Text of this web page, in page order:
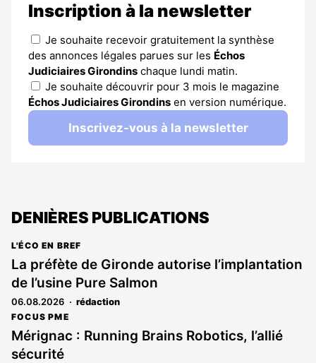
Inscription à la newsletter
Je souhaite recevoir gratuitement la synthèse
des annonces légales parues sur les Échos
Judiciaires Girondins chaque lundi matin.
Je souhaite découvrir pour 3 mois le magazine
Échos Judiciaires Girondins en version numérique.
Inscrivez-vous à la newsletter
DENIÈRES PUBLICATIONS
L'ÉCO EN BREF
La préfète de Gironde autorise l’implantation
de l’usine Pure Salmon
06.08.2026 rédaction
FOCUS PME
Mérignac : Running Brains Robotics, l’allié
sécurité